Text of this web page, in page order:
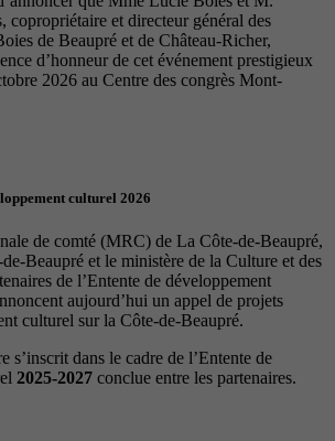
copropriétaire et directeur général des
de Beaupré et de Château-Richer,
d’honneur de cet événement prestigieux
2026 au Centre des congrès Mont-
culturel 2026
de comté (MRC) de La Côte-de-Beaupré,
Beaupré et le ministère de la Culture et des
de l’Entente de développement
aujourd’hui un appel de projets
culturel sur la Côte-de-Beaupré.
s’inscrit dans le cadre de l’Entente de
2025-2027 conclue entre les partenaires.